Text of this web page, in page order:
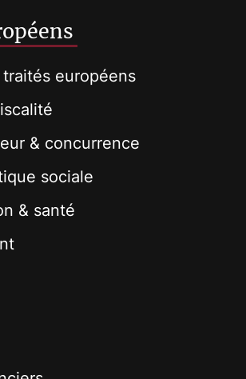
européens
& concurrence
sociale
& santé